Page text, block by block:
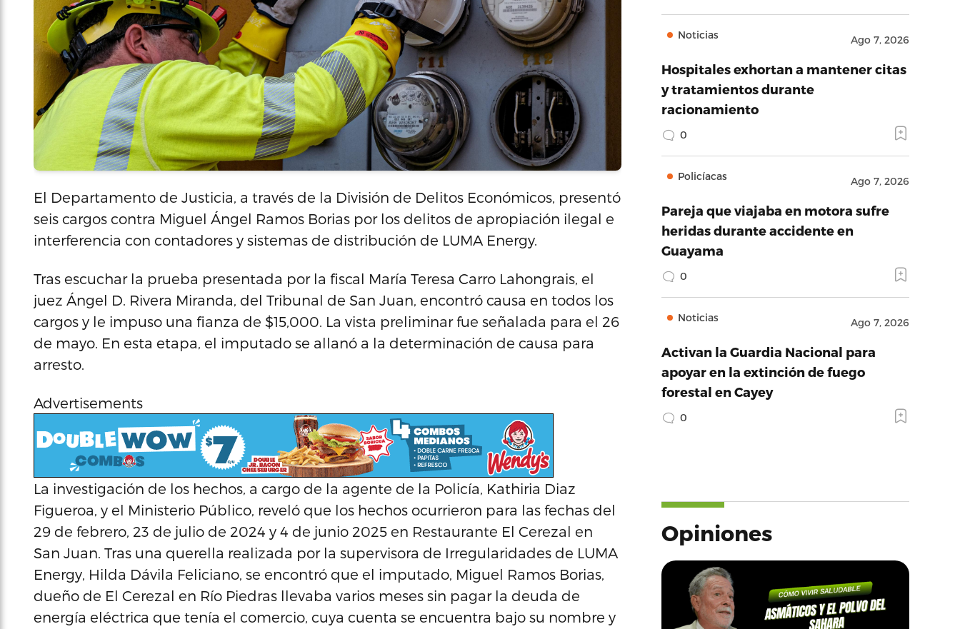
El Departamento de Justicia, a través de la División de Delitos Económicos, presentó
seis cargos contra Miguel Ángel Ramos Borias por los delitos de apropiación ilegal e
interferencia con contadores y sistemas de distribución de LUMA Energy.
Tras escuchar la prueba presentada por la fiscal María Teresa Carro Lahongrais, el
juez Ángel D. Rivera Miranda, del Tribunal de San Juan, encontró causa en todos los
cargos y le impuso una fianza de $15,000. La vista preliminar fue señalada para el 26
de mayo. En esta etapa, el imputado se allanó a la determinación de causa para
arresto.
Advertisements
La investigación de los hechos, a cargo de la agente de la Policía, Kathiria Diaz
Figueroa, y el Ministerio Público, reveló que los hechos ocurrieron para las fechas del
29 de febrero, 23 de julio de 2024 y 4 de junio 2025 en Restaurante El Cerezal en
San Juan. Tras una querella realizada por la supervisora de Irregularidades de LUMA
Energy, Hilda Dávila Feliciano, se encontró que el imputado, Miguel Ramos Borias,
dueño de El Cerezal en Río Piedras llevaba varios meses sin pagar la deuda de
energía eléctrica que tenía el comercio, cuya cuenta se encuentra bajo su nombre y
Noticias Ago 7, 2026
Hospitales exhortan a mantener citas
y tratamientos durante
racionamiento
0
Policíacas Ago 7, 2026
Pareja que viajaba en motora sufre
heridas durante accidente en
Guayama
0
Noticias Ago 7, 2026
Activan la Guardia Nacional para
apoyar en la extinción de fuego
forestal en Cayey
0
Opiniones